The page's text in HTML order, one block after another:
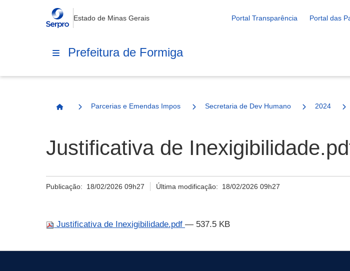
Estado de Minas Gerais Portal Transparência Portal das
Prefeitura de Formiga
Página Inicial
Parcerias e Emendas Impositivas MunicipaisSecretaria de Dev Humano 2024
Justificativa de
Publicação: 18/02/2026 09h27 Última modificação: 18/02/2026 09h27
Justificativa de Inexigibilidade.pdf — 537.5 KB